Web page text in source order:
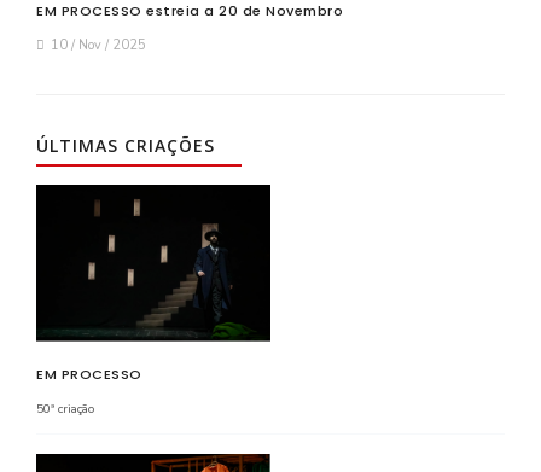
EM PROCESSO estreia a 20 de Novembro
10 / Nov / 2025
ÚLTIMAS CRIAÇÕES
EM PROCESSO
50ª criação